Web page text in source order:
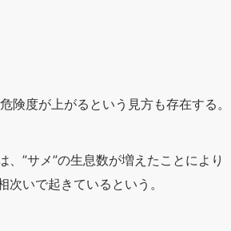
度が上がるという見方も存在する。
”サメ”の生息数が増えたことにより
いで起きているという。